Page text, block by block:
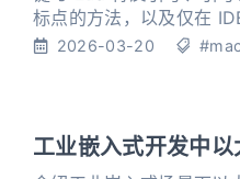
标点的方法，以及仅在
断逻辑。
2026-03-20
工业嵌入式开发中